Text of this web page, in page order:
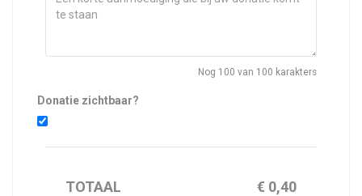
Nog 100 van 100 karakters
Donatie zichtbaar?
TOTAAL € 0,40